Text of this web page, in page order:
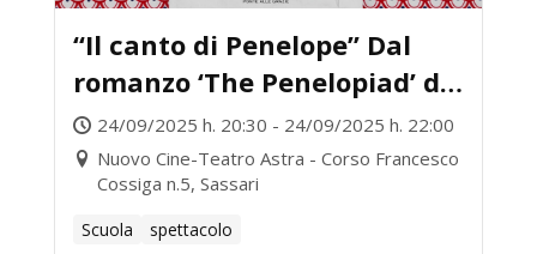
“Il canto di Penelope” Dal
romanzo ‘The Penelopiad’ di
Margaret Atwood
24/09/2025 h. 20:30 - 24/09/2025 h. 22:00
Nuovo Cine-Teatro Astra - Corso Francesco
Cossiga n.5, Sassari
Scuola spettacolo